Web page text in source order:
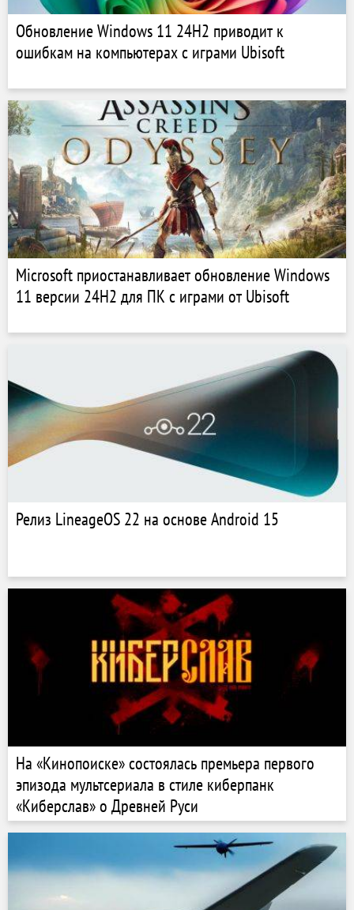
Обновление Windows 11 24H2 приводит к
ошибкам на компьютерах с играми Ubisoft
Microsoft приостанавливает обновление Windows
11 версии 24H2 для ПК с играми от Ubisoft
Релиз LineageOS 22 на основе Android 15
На «Кинопоиске» состоялась премьера первого
эпизода мультсериала в стиле киберпанк
«Киберслав» о Древней Руси